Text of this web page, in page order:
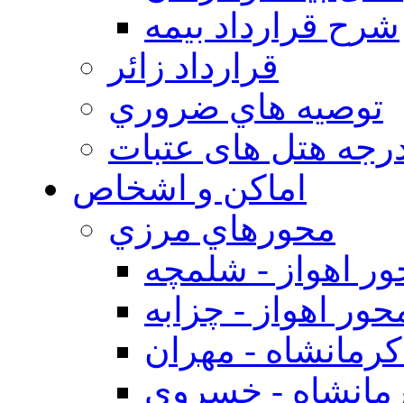
شرح قرارداد بیمه
قرارداد زائر
توصيه هاي ضروري
هتل های عتبات
اماکن و اشخاص
محورهاي مرزي
اهواز - شلمچه
اهواز - چزابه
- مهران
- خسروي